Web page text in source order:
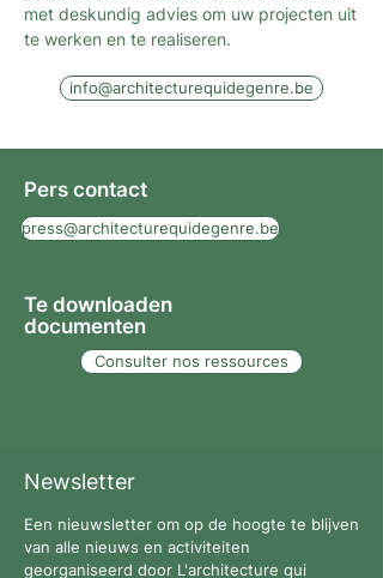
met deskundig advies om uw projecten uit
te werken en te realiseren.
info@architecturequidegenre.be
Pers contact
press@architecturequidegenre.be
Te downloaden
documenten
Consulter nos ressources
Newsletter
Een nieuwsletter om op de hoogte te blijven
van alle nieuws en activiteiten
georganiseerd door L'architecture qui